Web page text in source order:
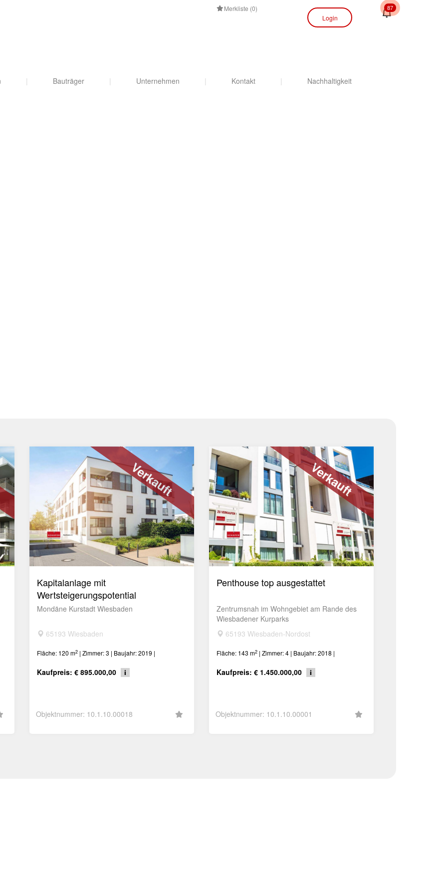
87
Login
Merkliste (0)
| Bauträger | Unternehmen | Kontakt | Nachhaltigkeit
Verkauft
Kapitalanlage mit
Wertsteigerungspotential
Mondäne Kurstadt Wiesbaden
65193 Wiesbaden
Fläche: 120 m2 | Zimmer: 3 | Baujahr: 2019 |
Kaufpreis: € 895.000,00
Objektnummer: 10.1.10.00018
Verkauft
Penthouse top ausgestattet
Zentrumsnah im Wohngebiet am Rande des
Wiesbadener Kurparks
65193 Wiesbaden-Nordost
Fläche: 143 m2 | Zimmer: 4 | Baujahr: 2018 |
Kaufpreis: € 1.450.000,00
Objektnummer: 10.1.10.00001